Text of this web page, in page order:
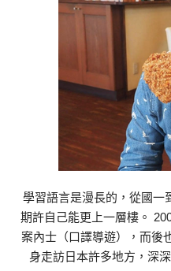
學習語言是漫長的，從國一
期許自己能更上一層樓。
案內士（口譯導遊），而後
身走訪日本許多地方，深